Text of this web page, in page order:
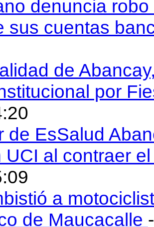
denuncia
sus cuentas
de
por
de EsSalud
UCI al contraer
a
de Maucacalle